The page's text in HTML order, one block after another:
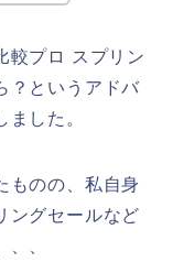
較プロ スプリン
？というアドバ
した。
ものの、私自身
ングセールなど
、